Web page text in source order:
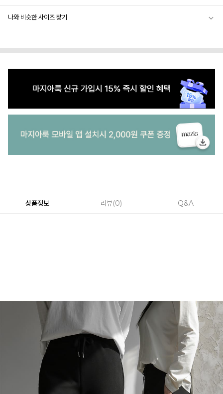
나와 비슷한 사이즈 찾기
상품정보 리뷰 0 Q&A